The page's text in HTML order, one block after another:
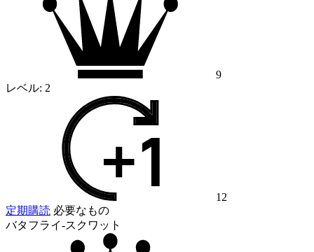
9
レベル: 2
12
定期購読 必要なもの
バタフライ-スクワット